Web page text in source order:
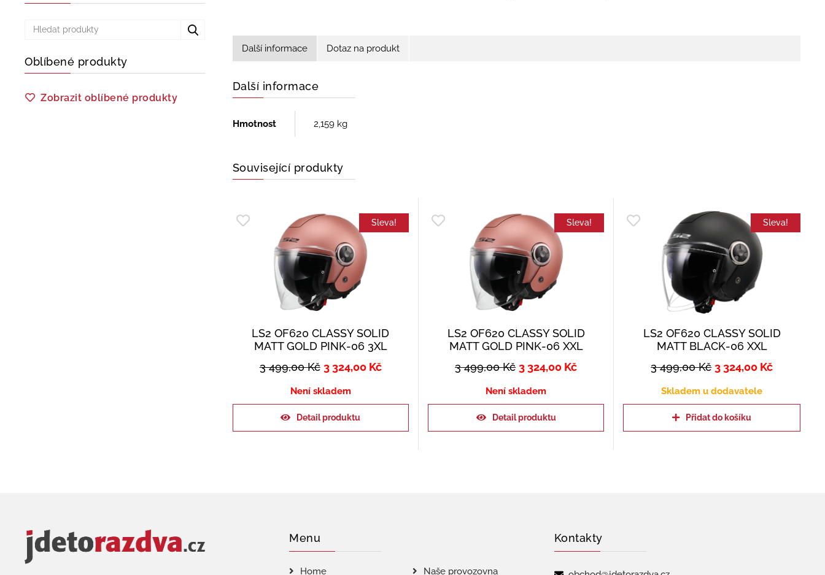
Oblíbené produkty
Zobrazit oblíbené produkty
Další informace Dotaz na produkt
Další informace
Hmotnost 2,159 kg
Související produkty
Sleva!
LS2 OF620 CLASSY SOLID
MATT GOLD PINK-06 3XL
3 499,00Kč 3 324,00 Kč
Není skladem
Detail produktu
Sleva!
LS2 OF620 CLASSY SOLID
MATT GOLD PINK-06 XXL
3 499,00Kč 3 324,00 Kč
Není skladem
Detail produktu
Sleva!
LS2 OF620 CLASSY SOLID
MATT BLACK-06 XXL
3 499,00Kč 3 324,00 Kč
Skladem u dodavatele
Přidat do košíku
Menu
Home Naše provozovna
Kontakty